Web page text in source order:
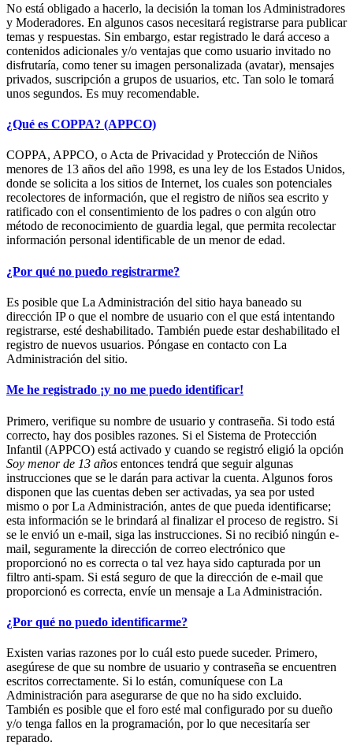
No está obligado a hacerlo, la decisión la toman los Administradores
y Moderadores. En algunos casos necesitará registrarse para publicar
temas y respuestas. Sin embargo, estar registrado le dará acceso a
contenidos adicionales y/o ventajas que como usuario invitado no
disfrutaría, como tener su imagen personalizada (avatar), mensajes
privados, suscripción a grupos de usuarios, etc. Tan solo le tomará
unos segundos. Es muy recomendable.
¿Qué es COPPA? (APPCO)
COPPA, APPCO, o Acta de Privacidad y Protección de Niños
menores de 13 años del año 1998, es una ley de los Estados Unidos,
donde se solicita a los sitios de Internet, los cuales son potenciales
recolectores de información, que el registro de niños sea escrito y
ratificado con el consentimiento de los padres o con algún otro
método de reconocimiento de guardia legal, que permita recolectar
información personal identificable de un menor de edad.
¿Por qué no puedo registrarme?
Es posible que La Administración del sitio haya baneado su
dirección IP o que el nombre de usuario con el que está intentando
registrarse, esté deshabilitado. También puede estar deshabilitado el
registro de nuevos usuarios. Póngase en contacto con La
Administración del sitio.
Me he registrado ¡y no me puedo identificar!
Primero, verifique su nombre de usuario y contraseña. Si todo está
correcto, hay dos posibles razones. Si el Sistema de Protección
Infantil (APPCO) está activado y cuando se registró eligió la opción
Soy menor de 13 años entonces tendrá que seguir algunas
instrucciones que se le darán para activar la cuenta. Algunos foros
disponen que las cuentas deben ser activadas, ya sea por usted
mismo o por La Administración, antes de que pueda identificarse;
esta información se le brindará al finalizar el proceso de registro. Si
se le envió un e-mail, siga las instrucciones. Si no recibió ningún e-
mail, seguramente la dirección de correo electrónico que
proporcionó no es correcta o tal vez haya sido capturada por un
filtro anti-spam. Si está seguro de que la dirección de e-mail que
proporcionó es correcta, envíe un mensaje a La Administración.
¿Por qué no puedo identificarme?
Existen varias razones por lo cuál esto puede suceder. Primero,
asegúrese de que su nombre de usuario y contraseña se encuentren
escritos correctamente. Si lo están, comuníquese con La
Administración para asegurarse de que no ha sido excluido.
También es posible que el foro esté mal configurado por su dueño
y/o tenga fallos en la programación, por lo que necesitaría ser
reparado.